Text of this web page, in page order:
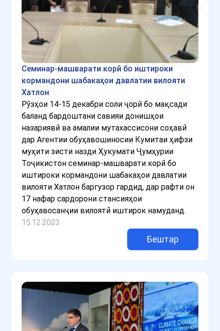
Семинар-машварати корӣ бо иштироки
кормандони шабакаҳои давлатии вилояти
Хатлон
Рӯзҳои 14-15 декабри соли ҷорӣ бо мақсади
баланд бардоштани савияи донишҳои
назариявӣ ва амалии мутахассисони соҳавӣ
дар Агентии обуҳавошиносии Кумитаи ҳифзи
муҳити зисти назди Ҳукумати Ҷумҳурии
Тоҷикистон семинар-машварати корӣ бо
иштироки кормандони шабакаҳои давлатии
вилояти Хатлон баргузор гардид, дар рафти он
17 нафар сардорони стансияҳои
обуҳавосанҷии вилоятӣ иштирок намуданд.
15.12.2023
Бештар